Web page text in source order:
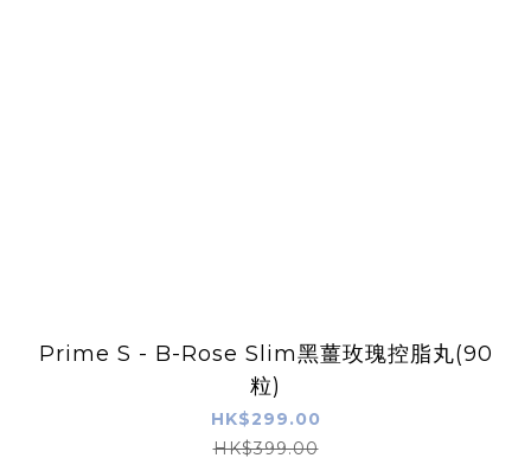
Prime S - B-Rose Slim黑薑玫瑰控脂丸(90
粒)
HK$299.00
HK$399.00